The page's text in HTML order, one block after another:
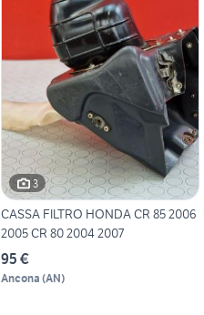
3
CASSA FILTRO HONDA CR 85 2006
2005 CR 80 2004 2007
95 €
Ancona (AN)